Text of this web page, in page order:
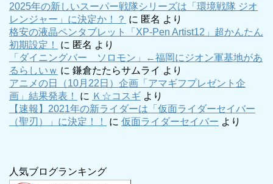
2025年の新しいスーパー戦隊シリーズは「環境戦隊 ジオ
レンジャー」に決定か！？ に 匿名 より
格安の液晶ペンタブレット「XP-Pen Artist12」超かんたん
初期設定！
に 匿名 より
「ダイニングバー ソロモン」←福岡にジオン軍基地があ
るらしいｗ に 鎌倉たたらサムライ より
アニメの日（10月22日）企画「アマギフプレゼント企
画」結果発表！
に Ｋ☆コスギ より
【速報】2021年の新ライダーは「仮面ライダーセイバー
（聖刃）」に決定！！
に 仮面ライダーセイバー より
人気ブログランキング